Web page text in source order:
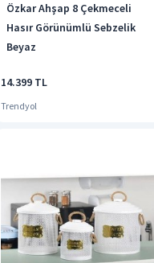
Özkar Ahşap 8 Çekmeceli
Hasır Görünümlü Sebzelik
Beyaz
14.399 TL
Trendyol